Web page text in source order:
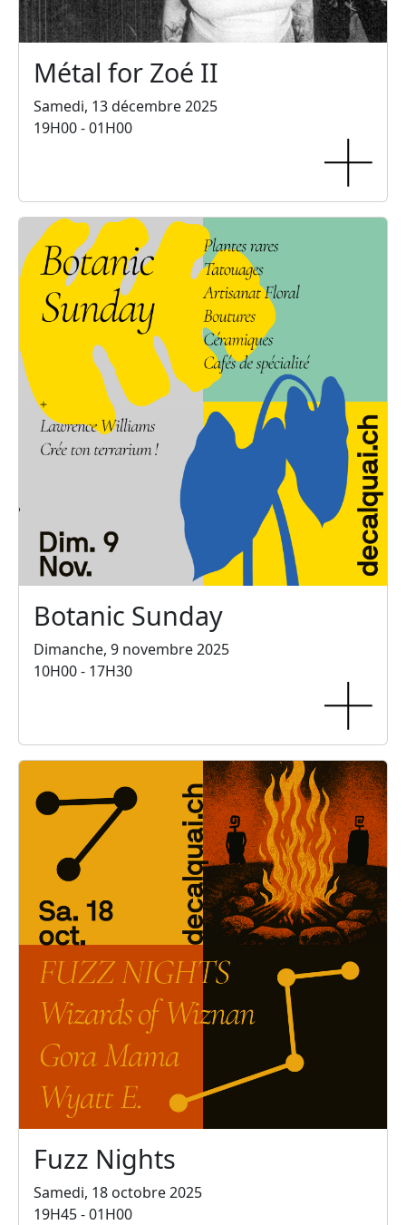
Métal for Zoé II
Samedi, 13 décembre 2025
19H00 - 01H00
Botanic Sunday
Dimanche, 9 novembre 2025
10H00 - 17H30
Fuzz Nights
Samedi, 18 octobre 2025
19H45 - 01H00